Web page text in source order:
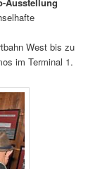
West bis zu
im Terminal 1.